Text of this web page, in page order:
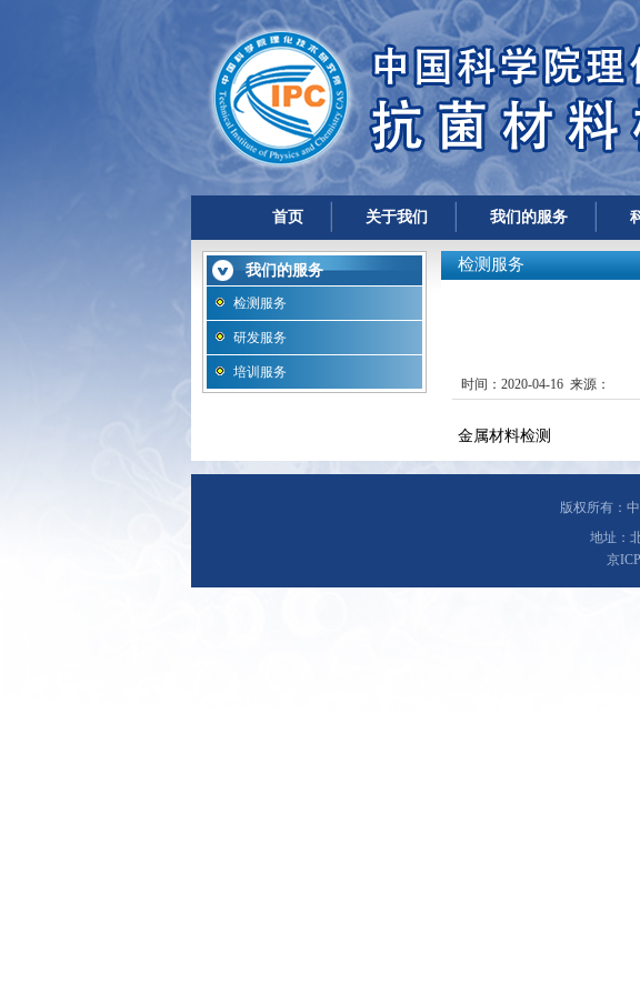
首页 关于我们 我们的服务
我们的服务
检测服务
研发服务
培训服务
检测服务
时间：2020-04-16 来源：
金属材料检测
版权所有：
地址：
京